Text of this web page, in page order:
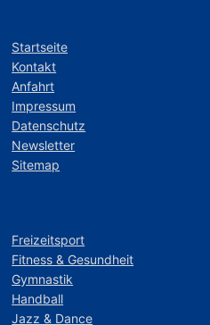
Startseite
Kontakt
Anfahrt
Impressum
Datenschutz
Newsletter
Sitemap
Freizeitsport
Fitness & Gesundheit
Gymnastik
Handball
Jazz & Dance